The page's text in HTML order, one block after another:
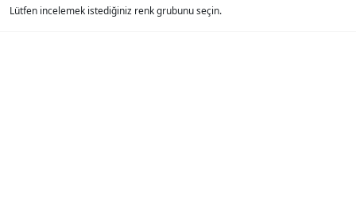
Lütfen incelemek istediğiniz renk grubunu seçin.